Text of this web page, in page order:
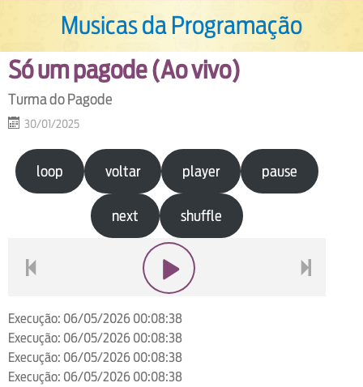
Musicas da Programação
Só um pagode (Ao vivo)
Turma do Pagode
30/01/2025
loop voltar player pause
next shuffle
Execução: 06/05/2026 00:08:38
Execução: 06/05/2026 00:08:38
Execução: 06/05/2026 00:08:38
Execução: 06/05/2026 00:08:38